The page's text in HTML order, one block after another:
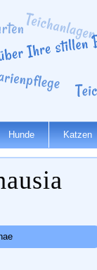
Hunde Katzen